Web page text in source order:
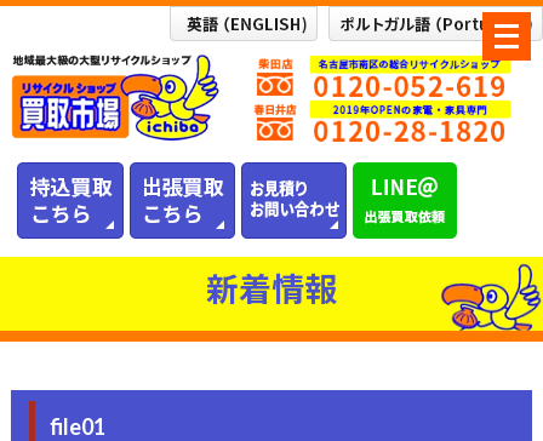
メ
ニ
ュ
ー
新着情報
file01